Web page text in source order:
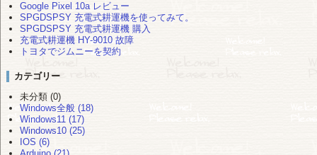
Google Pixel 10a レビュー
SPGDSPSY 充電式耕運機を使ってみて。
SPGDSPSY 充電式耕運機 購入
充電式耕運機 HY-9010 故障
トヨタでジムニーを契約
カテゴリー
未分類 (0)
Windows全般 (18)
Windows11 (17)
Windows10 (25)
IOS (6)